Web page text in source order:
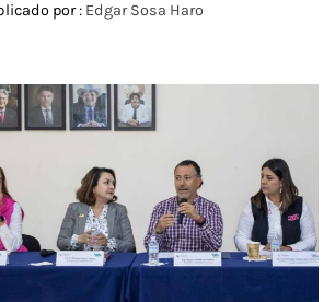
por : Edgar Sosa Haro